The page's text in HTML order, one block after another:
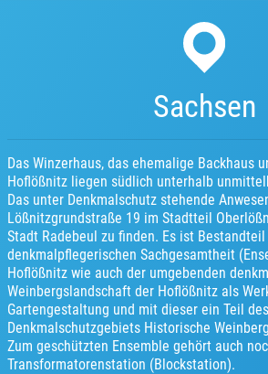
Sachsen
Das Winzerhaus, das ehemalige Backhaus
Hoflößnitz liegen südlich unterhalb
Das unter Denkmalschutz stehende
Lößnitzgrundstraße 19 im Stadtteil
Stadt Radebeul zu finden. Es ist
denkmalpflegerischen Sachgesamtheit
Hoflößnitz wie auch der umgebenden
Weinbergslandschaft der Hoflößnitz als
Gartengestaltung und mit dieser ein Teil des
Denkmalschutzgebiets Historische
Zum geschützten Ensemble gehört auch
Transformatorenstation (Blockstation).